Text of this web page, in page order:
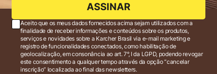
ASSINAR
Aceito que os meus dados fornecidos acima sejam utilizados com a
finalidade de receber informações e conteúdos sobre os produtos,
serviços e novidades sobre a Karcher Brasil via e-mail marketing e
registro de funcionalidades conectados, como habilitação de
geolocalização, em consonância ao art. 7°, I da LGPD, podendo revogar
este consentimento a qualquer tempo através da opção “cancelar
inscrição” localizada ao final das newsletters.